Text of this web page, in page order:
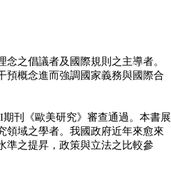
之倡議者及國際規則之主導者。
預概念進而強調國家義務與國際合
刊《歐美研究》審查通過。本書展
領域之學者。我國政府近年來愈來
準之提昇，政策與立法之比較參